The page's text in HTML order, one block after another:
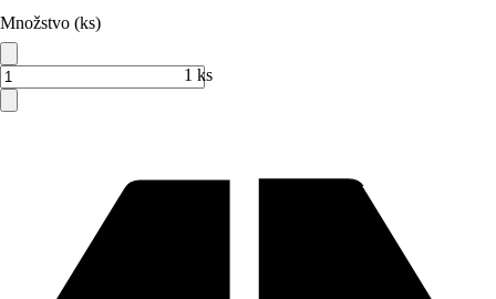
Množstvo (ks)
1 ks